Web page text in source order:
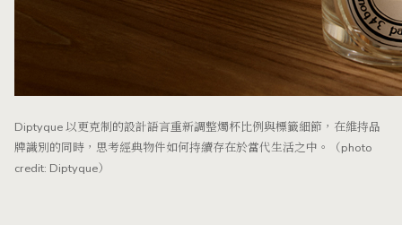
Diptyque 以更克制的設計語言重新調整燭杯比例與標籤細節，在維持品
牌識別的同時，思考經典物件如何持續存在於當代生活之中。（photo
credit: Diptyque）